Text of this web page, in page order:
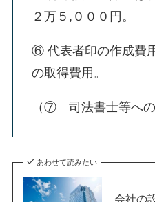
２万５,０００円。
⑥ 代表者印の作成費
の取得費用。
（⑦ 司法書士等への
あわせて読みたい
会社の